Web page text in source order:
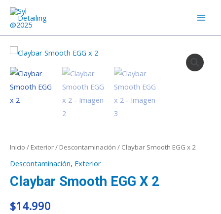
contenido
Inicio / Exterior/ Descontaminación / Claybar Smooth EGG x 2
Descontaminación, Exterior
Claybar Smooth EGG X 2
$14.990
Claybar
Smooth
EGG
x
2
x
2